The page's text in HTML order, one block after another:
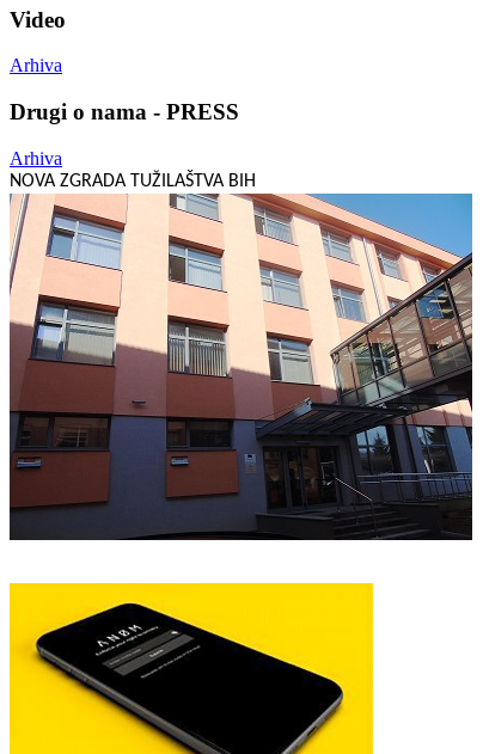
Video
Arhiva
Drugi o nama - PRESS
Arhiva
NOVA ZGRADA TUŽILAŠTVA BIH